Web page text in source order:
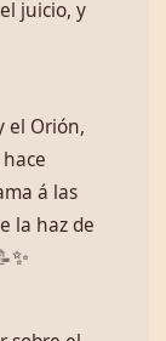
juicio, y
el Orión,
á las
la haz de
✨